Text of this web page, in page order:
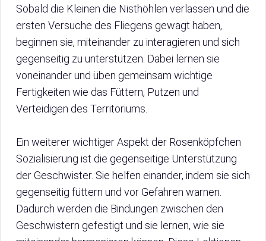
Sobald die Kleinen die Nisthöhlen verlassen und die
ersten Versuche des Fliegens gewagt haben,
beginnen sie, miteinander zu interagieren und sich
gegenseitig zu unterstützen. Dabei lernen sie
voneinander und üben gemeinsam wichtige
Fertigkeiten wie das Füttern, Putzen und
Verteidigen des Territoriums.
Ein weiterer wichtiger Aspekt der Rosenköpfchen
Sozialisierung ist die gegenseitige Unterstützung
der Geschwister. Sie helfen einander, indem sie sich
gegenseitig füttern und vor Gefahren warnen.
Dadurch werden die Bindungen zwischen den
Geschwistern gefestigt und sie lernen, wie sie